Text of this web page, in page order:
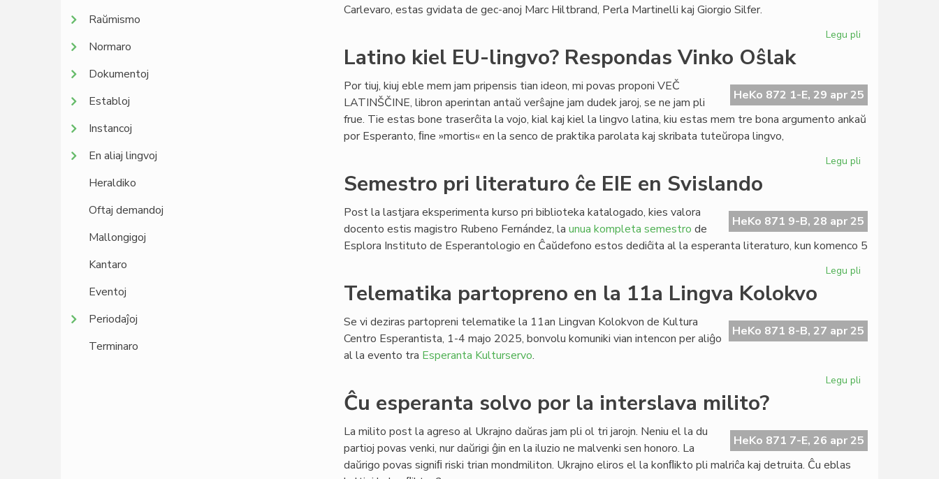
Carlevaro, estas gvidata de gec-anoj Marc Hiltbrand, Perla Martinelli kaj Giorgio Silfer.
Legu pli
eksterordinara
jaro
por
Latino kiel EU-lingvo? Respondas Vinko Oŝlak
HeKo 872 1-E, 29 apr 25
Por tiuj, kiuj eble mem jam pripensis tian ideon, mi povas proponi VEČ
LATINŠČINE, libron aperintan antaŭ verŝajne jam dudek jaroj, se ne jam pli
frue. Tie estas bone traserĉita la vojo, kial kaj kiel la lingvo latina, kiu estas mem tre bona argumento ankaŭ
por Esperanto, ﬁne »mortis« en la senco de praktika parolata kaj skribata tuteŭropa lingvo,
Legu pli
lingvo?
Respondas
Vinko
Semestro pri literaturo ĉe EIE en Svislando
HeKo 871 9-B, 28 apr 25
Post la lastjara eksperimenta kurso pri biblioteka katalogado, kies valora
docento estis magistro Rubeno Fernández, la unua kompleta semestro de
Esplora Instituto de Esperantologio en Ĉaŭdefono estos dediĉita al la esperanta literaturo, kun komenco 5
Legu pli
ĉe
EIE
Telematika partopreno en la 11a Lingva Kolokvo
HeKo 871 8-B, 27 apr 25
Se vi deziras partopreni telematike la 11an Lingvan Kolokvon de Kultura
Centro Esperantista, 1-4 majo 2025, bonvolu komuniki vian intencon per aliĝo
al la evento tra Esperanta Kulturservo.
Legu pli
la
11a
Ĉu esperanta solvo por la interslava milito?
HeKo 871 7-E, 26 apr 25
La milito post la agreso al Ukrajno daŭras jam pli ol tri jarojn. Neniu el la du
partioj povas venki, nur daŭrigi ĝin en la iluzio ne malvenki sen honoro. La
daŭrigo povas signiﬁ riski trian mondmiliton. Ukrajno eliros el la konﬂikto pli malriĉa kaj detruita. Ĉu eblas
Raŭmismo
Normaro
Dokumentoj
Establoj
Instancoj
En aliaj lingvoj
Heraldiko
Oftaj demandoj
Mallongigoj
Kantaro
Eventoj
Periodaĵoj
Terminaro